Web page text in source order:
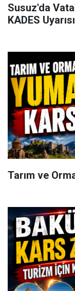
Susuz'da
KADES Uyarısı
Tarım ve